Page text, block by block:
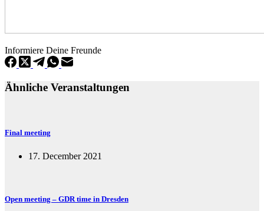
Informiere Deine Freunde
Ähnliche Veranstaltungen
Final meeting
17. December 2021
Open meeting – GDR time in Dresden